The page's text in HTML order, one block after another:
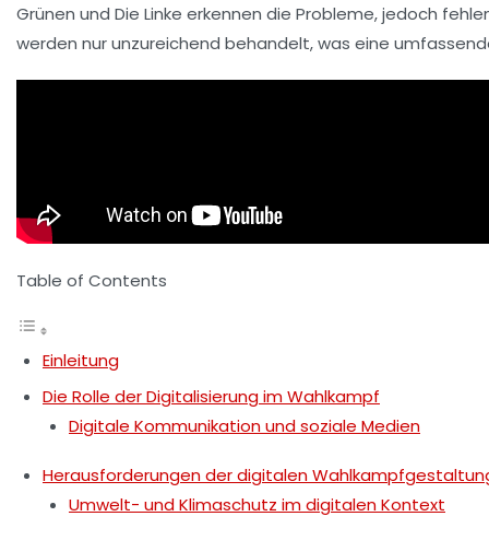
Grünen und Die Linke erkennen die Probleme, jedoch
werden nur unzureichend behandelt, was eine
Table of Contents
Einleitung
Die Rolle der Digitalisierung im Wahlkampf
Digitale Kommunikation und soziale Medien
Herausforderungen der digitalen
Umwelt- und Klimaschutz im digitalen Kontext